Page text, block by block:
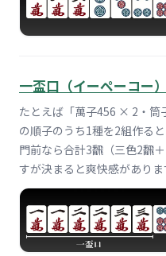
一盃口（イーペーコー）
たとえば「萬子456 × 2・筒
の順子のうち1種を2組作る
門前なら合計3飜（三色2飜
すが決まると爽快感がありま